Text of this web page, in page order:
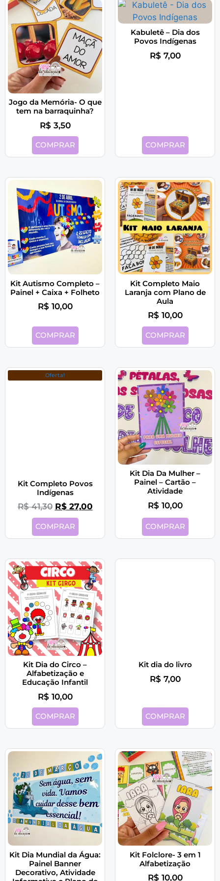
Jogo da Memória- O que
tem na barraquinha?
R$ 3,50
COMPRAR
Kabuletê – Dia dos
Povos Indígenas
R$ 7,00
COMPRAR
Kit Autismo Completo –
Painel + Caixa + Folheto
R$ 10,00
COMPRAR
Kit Completo Maio
Laranja com Plano de
Aula
R$ 10,00
COMPRAR
Oferta!
Kit Completo Povos
Indígenas
R$41,30 R$27,00
COMPRAR
Kit Dia Da Mulher –
Painel – Cartão –
Atividade
R$ 10,00
COMPRAR
Kit Dia do Circo –
Alfabetização e
Educação Infantil
R$ 10,00
COMPRAR
Kit dia do livro
R$ 7,00
COMPRAR
Kit Dia Mundial da Água:
Painel Banner
Decorativo, Atividade
Kit Folclore- 3 em 1
Alfabetização
R$ 10,00